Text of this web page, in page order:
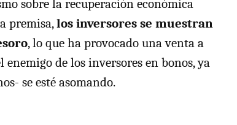
sobre la recuperación económica
premisa,los inversores se muestran
, lo que ha provocado una venta a
de los inversores en bonos, ya
se esté asomando.